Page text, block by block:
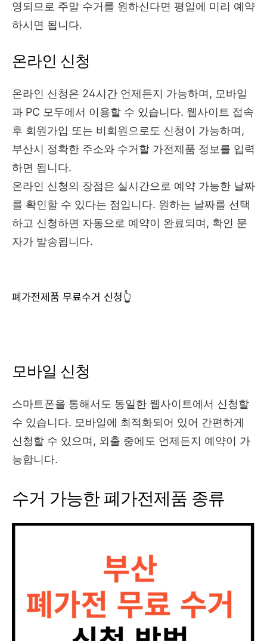
영되므로 주말 수거를 원하신다면 평일에 미리 예약
하시면 됩니다.
온라인 신청
온라인 신청은 24시간 언제든지 가능하며, 모바일
과 PC 모두에서 이용할 수 있습니다. 웹사이트 접속
후 회원가입 또는 비회원으로도 신청이 가능하며,
부산시 정확한 주소와 수거할 가전제품 정보를 입력
하면 됩니다.
온라인 신청의 장점은 실시간으로 예약 가능한 날짜
를 확인할 수 있다는 점입니다. 원하는 날짜를 선택
하고 신청하면 자동으로 예약이 완료되며, 확인 문
자가 발송됩니다.
폐가전제품 무료수거 신청👆
모바일 신청
스마트폰을 통해서도 동일한 웹사이트에서 신청할
수 있습니다. 모바일에 최적화되어 있어 간편하게
신청할 수 있으며, 외출 중에도 언제든지 예약이 가
능합니다.
수거 가능한 폐가전제품 종류